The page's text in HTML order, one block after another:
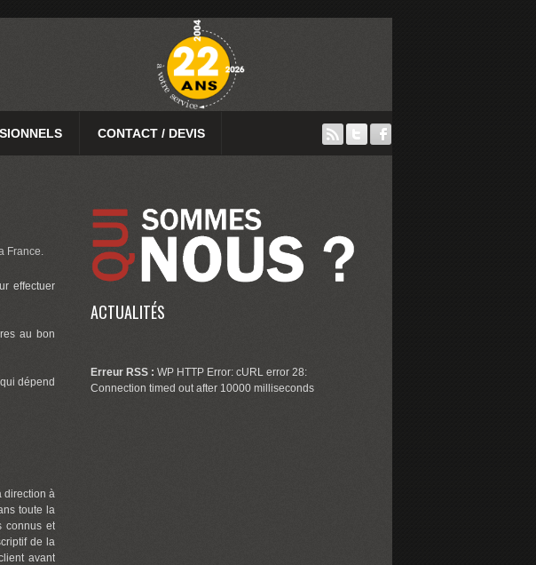
CONTACT / DEVIS
France.
effectuer
au bon
dépend
direction à
toute la
connus et
de la
avant
ACTUALITÉS
Erreur RSS : WP HTTP Error: cURL error 28:
Connection timed out after 10000 milliseconds